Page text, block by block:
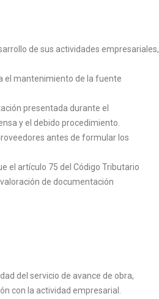
de sus actividades empresariales,
el mantenimiento de la fuente
presentada durante el
y el debido procedimiento.
antes de formular los
el artículo 75 del Código Tributario
de documentación
del servicio de avance de obra,
con la actividad empresarial.